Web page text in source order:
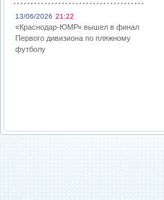
13/06/2026 21:22
«Краснодар-ЮМР» вышел в финал
Первого дивизиона по пляжному
футболу